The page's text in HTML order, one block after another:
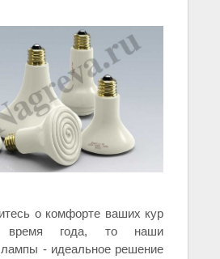
о комфорте ваших кур
время года, то наши
- идеальное решение